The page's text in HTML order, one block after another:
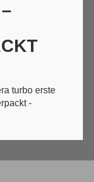
turbo erste
-